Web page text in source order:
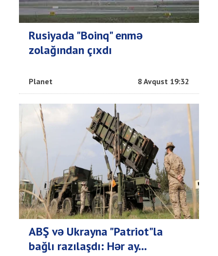
Rusiyada "Boinq" enmə
zolağından çıxdı
Planet 8 Avqust 19:32
ABŞ və Ukrayna "Patriot"la
bağlı razılaşdı: Hər ay...